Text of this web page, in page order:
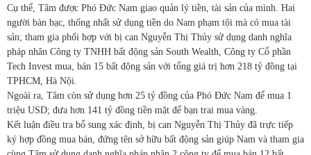
Cụ thể, Tâm được Phó Đức Nam giao quản lý tiền, tài sản của mình. Hai
người bàn bạc, thống nhất sử dụng tiền do Nam phạm tội mà có mua tài
sản; tham gia phối hợp với bị can Nguyễn Thị Thủy sử dụng danh nghĩa
pháp nhân Công ty TNHH bất động sản South Wealth, Công ty Cổ phần
Tech Invest mua, bán 15 bất động sản với tổng giá trị hơn 218 tỷ đồng tại
TPHCM, Hà Nội.
Ngoài ra, Tâm còn sử dụng hơn 25 tỷ đồng của Phó Đức Nam để mua 1
triệu USD; đưa hơn 141 tỷ đồng tiền mặt để bạn trai mua vàng.
Kết luận điều tra bổ sung xác định, bị can Nguyễn Thị Thủy đã trực tiếp
ký hợp đồng mua bán, đứng tên sở hữu bất động sản giúp Nam và tham gia